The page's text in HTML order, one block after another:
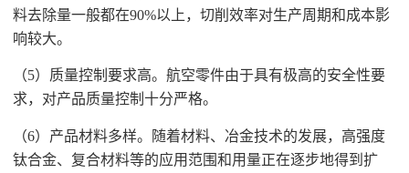
料去除量一般都在90%以上，切削效率对生产周期和成本影
响较大。
（5）质量控制要求高。航空零件由于具有极高的安全性要
求，对产品质量控制十分严格。
（6）产品材料多样。随着材料、冶金技术的发展，高强度
钛合金、复合材料等的应用范围和用量正在逐步地得到扩